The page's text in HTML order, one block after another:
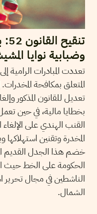
وضبابية نوايا
المتعلق بمكافحة
تعديل للقانون المذكور
بخطايا مالية، في حين
القنب الهندي على
المخدرة وتقنين
خضم هذا الجدل القديم
الحكومة على الخط حيث
الناشطين في مجال
الشمال.